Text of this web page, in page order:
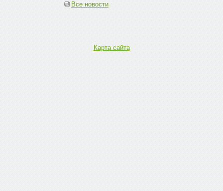
Все новости
Карта сайта